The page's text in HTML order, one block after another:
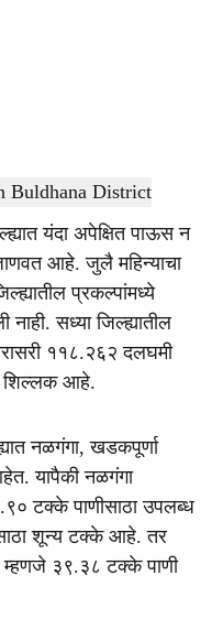
Agrowon
यंदा अपेक्षित पाऊस न
आहे. जुलै महिन्याचा
प्रकल्पांमध्ये
सध्या जिल्ह्यातील
११८.२६२ दलघमी
शिल्लक आहे.
नळगंगा, खडकपूर्णा
यापैकी नळगंगा
टक्के पाणीसाठा उपलब्ध
शून्य टक्के आहे. तर
३९.३८ टक्के पाणी